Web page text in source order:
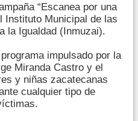
“Escanea por una
Instituto Municipal de las
la Igualdad (Inmuzai).
impulsado por la
Miranda Castro y el
y niñas zacatecanas
cualquier tipo de